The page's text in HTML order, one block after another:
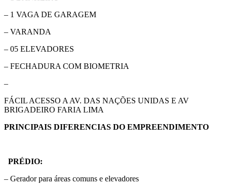
– 1 VAGA DE GARAGEM
– VARANDA
– 05 ELEVADORES
– FECHADURA COM BIOMETRIA
–
FÁCIL ACESSO A AV. DAS NAÇÕES UNIDAS E AV
BRIGADEIRO FARIA LIMA
PRINCIPAIS DIFERENCIAS DO EMPREENDIMENTO
PRÉDIO:
– Gerador para áreas comuns e elevadores